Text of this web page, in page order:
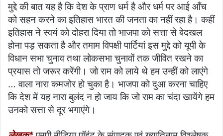
मुद्दे की बात यह है कि देश के प्राण धर्म है और धर्म पर आई आँच
को सहन करने का इतिहास भारत की जनता का नहीं रहा है। कहीं
इतिहास ने स्वयं को दोहरा दिया तो भाजपा को सत्ता से बेदखल
होना पड़ सकता है और तमाम विपक्षी पार्टियां इस मुद्दे को यूपी के
विधान सभा चुनाव तथा लोकसभा चुनावों तक जीवित रखने का
प्रयास तो जरूर करेंगी। जो राम को लाये थे हम उन्हीं को लाएंगे
… वाला नारा कमजोर हो चुका है। भाजपा को दुआ करना चाहिए
कि देश में यह नारा बुलंद न हो जाय कि जो राम का चंदा खायेंगे हम
उनको सत्ता से दूर भगाएंगे।